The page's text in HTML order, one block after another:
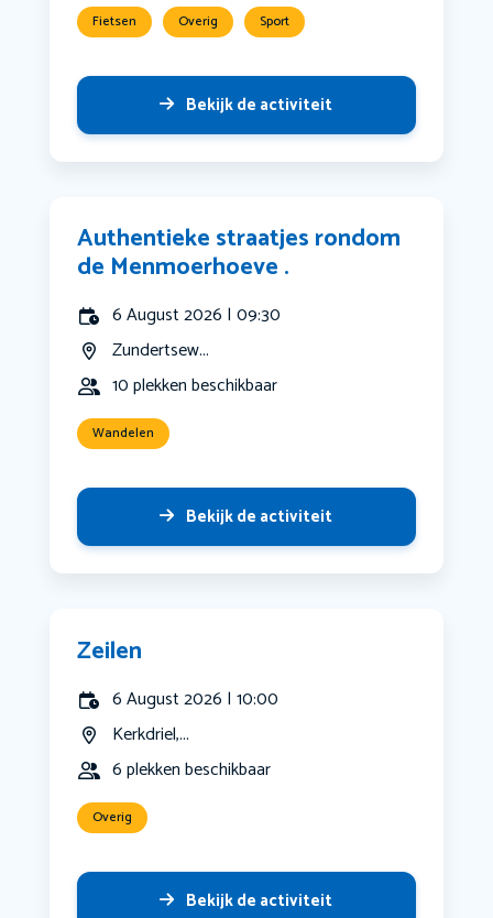
Fietsen Overig Sport
Bekijk de activiteit
Authentieke straatjes rondom
de Menmoerhoeve .
6 August 2026 | 09:30
Zundertsew...
10 plekken beschikbaar
Wandelen
Bekijk de activiteit
Zeilen
6 August 2026 | 10:00
Kerkdriel,...
6 plekken beschikbaar
Overig
Bekijk de activiteit